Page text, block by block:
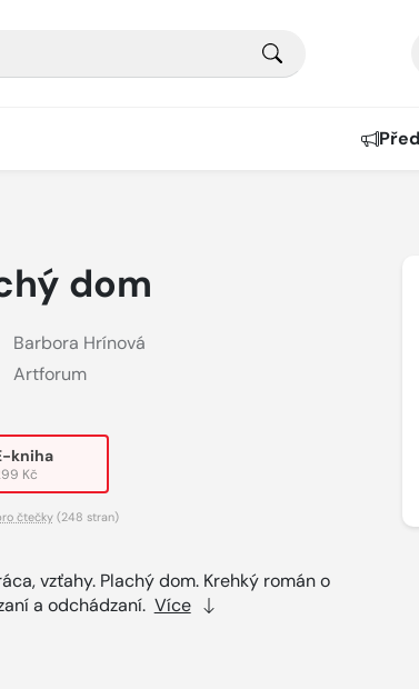
dom
Barbora Hrínová
Artforum
kniha
Kč
čtečky(248 stran)
vzťahy. Plachý dom. Krehký román o
a odchádzaní. Více